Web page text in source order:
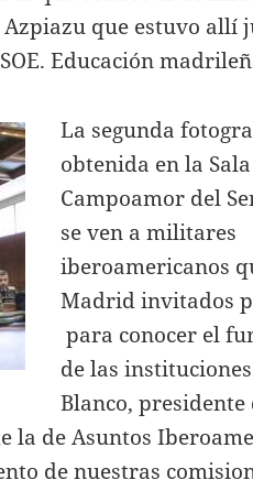
que estuvo allí
Educación
La segunda
obtenida en la
Campoamor del
se ven a militares
iberoamericanos
Madrid invitados
para conocer el
de las
Blanco, presidente
la de Asuntos
de nuestras